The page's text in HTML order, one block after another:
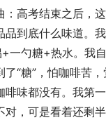
：高考结束之后，
品到底什么味道。
一勺糖+热水。我
了“糖”，怕咖啡苦
啡味都没有。我第
对，可是看着还剩